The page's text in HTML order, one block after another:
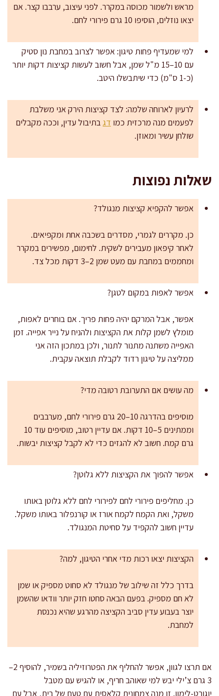
מראש ולשמור מכוסה במקרר. לפני עיצוב, ערבבו קצר. אם
יצאו נוזלים, הוסיפו 10 גרם פירורי לחם.
למי שמעדיף פחות טיגון: אפשר לצרוב במחבת נון סטיק
עם 10–15 מ"ל שמן, אבל חשוב לעשות קציצות דקות יותר
(כ-1 ס"מ) כדי שיתבשלו היטב.
לרעיון לארוחה שלמה: לצד קציצות הירק אני משלבת
לפעמים מנה מרכזית כמו דגבתיבול עדין, וככה מקבלים
שולחן עשיר ומאוזן.
שאלות נפוצות
אפשר להקפיא קציצות מנגולד?
כן. מקררים לגמרי, מסדרים בשכבה אחת ומקפיאים.
לאחר קיפאון מעבירים לשקית. לחימום, מפשירים במקרר
ומחממים במחבת עם מעט שמן 2–3 דקות מכל צד.
אפשר לאפות במקום לטגן?
אפשר, אבל המרקם יהיה פחות פריך. אם בוחרים לאפות,
מומלץ לשמן קלות את הקציצות ולהניח על נייר אפייה. זמן
האפייה משתנה מתנור לתנור, ולכן במתכון הזה אני
ממליצה על טיגון רדוד לקבלת תוצאה עקבית.
מה עושים אם התערובת רטובה מדי?
מוסיפים בהדרגה 10–20 גרם פירורי לחם, מערבבים
וממתינים 5–10 דקות. אם עדיין רטוב, מוסיפים עוד 10
גרם קמח. חשוב לא להגזים כדי לא לקבל קציצות יבשות.
אפשר להפוך את הקציצות ללא גלוטן?
כן. מחליפים פירורי לחם לפירורי לחם ללא גלוטן באותו
משקל, ואת הקמח לקמח אורז או קורנפלור באותו משקל.
עדיין חשוב להקפיד על סחיטת המנגולד.
הקציצות יצאו רכות מדי אחרי הטיגון, למה?
בדרך כלל זה שילוב של מנגולד לא סחוט מספיק או שמן
לא חם מספיק. בפעם הבאה סחטו חזק יותר וודאו שהשמן
יוצר בעבוע עדין סביב הקציצה מהרגע שהיא נכנסת
למחבת.
אם תרצו לגוון, אפשר להחליף את הפטרוזיליה בשמיר, להוסיף 2–
3 גרם צ’ילי יבש למי שאוהב חריף, או להגיש עם מטבל
יוגורט-לימון. זו מנה צמחונית קלאסית עם טעם של בית, אבל עם